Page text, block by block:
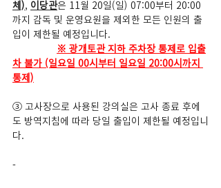
체), 이당관은 11월 20일(일) 07:00부터 20:00
까지 감독 및 운영요원을 제외한 모든 인원의 출
입이 제한될 예정입니다.
※ 광개토관 지하 주차장 통제로 입출
차 불가 (일요일 00시부터 일요일 20:00시까지
통제)
③ 고사장으로 사용된 강의실은 고사 종료 후에
도 방역지침에 따라 당일 출입이 제한될 예정입니
다.
-